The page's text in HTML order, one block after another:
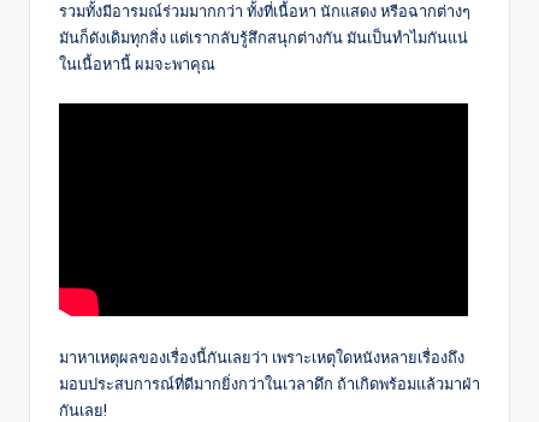
รวมทั้งมีอารมณ์ร่วมมากกว่า ทั้งที่เนื้อหา นักแสดง หรือฉากต่างๆ
มันก็ดังเดิมทุกสิ่ง แต่เรากลับรู้สึกสนุกต่างกัน มันเป็นทำไมกันแน่
ในเนื้อหานี้ ผมจะพาคุณ
มาหาเหตุผลของเรื่องนี้กันเลยว่า เพราะเหตุใดหนังหลายเรื่องถึง
มอบประสบการณ์ที่ดีมากยิ่งกว่าในเวลาดึก ถ้าเกิดพร้อมแล้วมาฝ่า
กันเลย!